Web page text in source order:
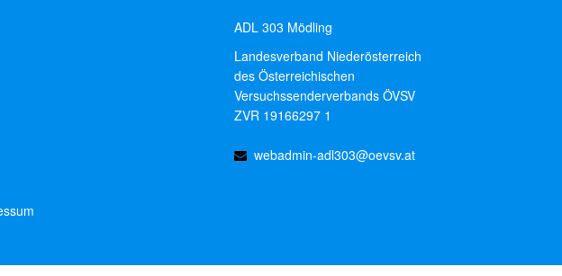
ADL 303 Mödling
Landesverband Niederösterreich
des Österreichischen
Versuchssenderverbands ÖVSV
ZVR 19166297 1
webadmin-adl303@oevsv.at